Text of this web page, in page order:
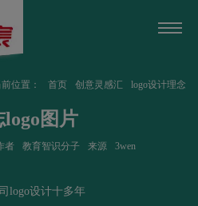
位置： 首页 创意灵感汇
logo设计理念
logo图片
者 教育智识分子 来源 3wen
logo设计十多年